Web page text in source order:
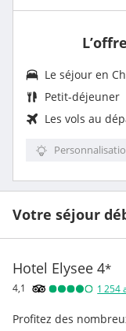
Le séjour en
Petit-déjeuner
Les vols au
Votre séjour
Hotel Elysee 4*
4,1 1 254
Profitez des